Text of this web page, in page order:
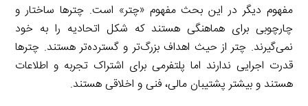
مفهوم دیگر در این بحث مفهوم «چتر» است. چتر‌ها ساختار و
چارچوبی برای هماهنگی هستند که شکل اتحادیه را به خود
نمی‌گیرند. چتر از حیث اهداف بزرگ‌تر و گسترده‌تر هستند. چترها
قدرت اجرایی ندارند اما پلتفرمی برای اشتراک تجربه و اطلاعات
هستند و بیشتر پشتیبان مالی، فنی و اخلاقی هستند.